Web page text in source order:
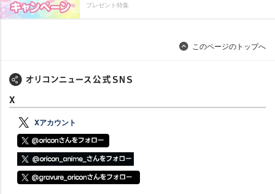
プレゼント特集
このページのトップへ
X
Xアカウント